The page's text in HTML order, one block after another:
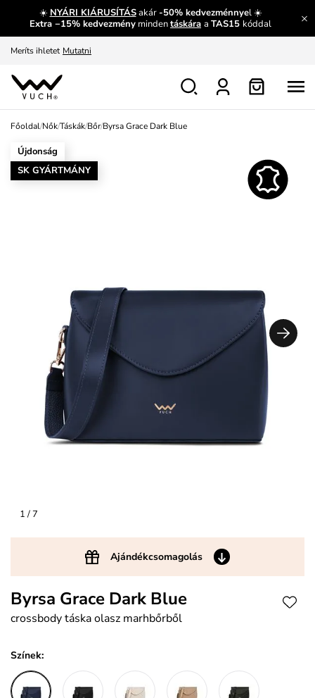
☀️ NYÁRI KIÁRUSÍTÁSakár-50% kedvezménnyel ☀️
Extra −15% kedvezmény mindentáskára a TAS15 kóddal
Fedezze fel velünk az újdonságokat. Megtekintés
Meríts ihletet Mutatni
Ingyenes csere és visszaküldés
Főoldal/Nők/Táskák/Bőr/Byrsa Grace Dark Blue
1/ 7
Ajándékcsomagolás
Újdonság
SK GYÁRTMÁNY
Byrsa Grace Dark Blue
crossbody táska olasz marhbőrből
Színek: